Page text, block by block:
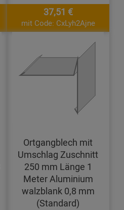
37,51 €
mit Code: CxLyh2Ajne
Ortgangblech mit
Umschlag Zuschnitt
250 mm Länge 1
Meter Aluminium
walzblank 0,8 mm
(Standard)